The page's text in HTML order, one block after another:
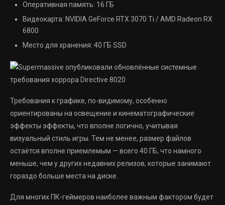
Оперативная память: 16 ГБ
Видеокарта: NVIDIA GeForce RTX 3070 Ti / AMD Radeon RX
6800
Место для хранения: 40 ГБ SSD
Требования к графике, по-видимому, особенно
ориентированы на освещение и кинематографические
эффекты эффекты, что вполне логично, учитывая
визуальный стиль игры. Тем не менее, размер файлов
остаётся вполне приемлемым — всего 40 ГБ, что намного
меньше, чем у других недавних релизов, которые занимают
гораздо больше места на диске.
Для многих ПК-геймеров наиболее важным фактором будет